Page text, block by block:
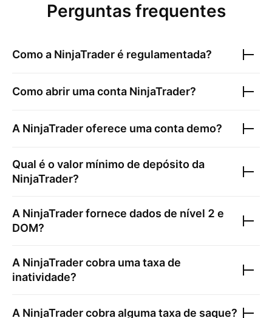
Perguntas frequentes
Como a NinjaTraderé regulamentada?
Como abrir uma conta NinjaTrader?
A NinjaTraderoferece uma conta demo?
Qual é o valor mínimo de depósito da
NinjaTrader?
A NinjaTraderfornece dados de nível 2 e
DOM?
A NinjaTradercobra uma taxa de
inatividade?
A NinjaTradercobra alguma taxa de saque?